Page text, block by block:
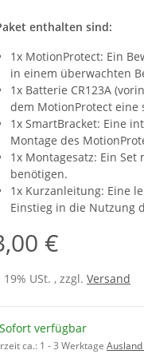
enthalten sind:
1x MotionProtect: Ein
in einem überwachten
1x Batterie CR123A
dem MotionProtect
1x SmartBracket: Eine
Montage des
1x Montagesatz: Ein
benötigen.
1x Kurzanleitung: Eine
Einstieg in die Nutzung
€
USt. , zzgl. Versand
Sofort verfügbar
ca.: 1 - 3 Werktage